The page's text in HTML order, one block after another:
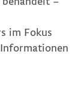
im Fokus